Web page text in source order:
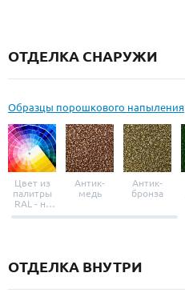
ОТДЕЛКА СНАРУЖИ
Образцы порошкового напыления
Цвет из
палитры
RAL - на
выбор
Антик-
медь
Антик-
бронза
ОТДЕЛКА ВНУТРИ